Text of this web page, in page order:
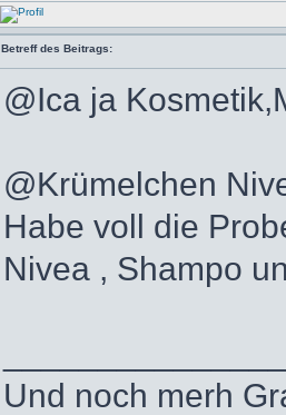
Betreff des Beitrags:
@Ica ja
@Krümelchen
Habe voll die
Nivea , Shampo
Und noch merh